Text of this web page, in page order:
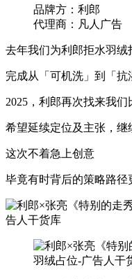
品牌方：利郎
代理商：凡人广告
去年我们为利郎拒水羽绒
完成从「可机洗」到「
2025，利郎再次找来我们
希望延续定位及主张，继
这次不着急上创意
毕竟有时背后的策略路径